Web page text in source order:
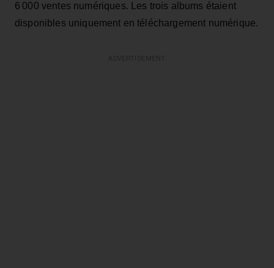
6 000 ventes numériques. Les trois albums étaient
disponibles uniquement en téléchargement numérique.